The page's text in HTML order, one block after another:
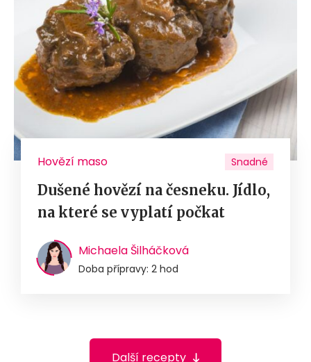
Hovězí maso Snadné
Dušené hovězí na česneku. Jídlo,
na které se vyplatí počkat
Michaela Šilháčková
Doba přípravy: 2 hod
Další recepty